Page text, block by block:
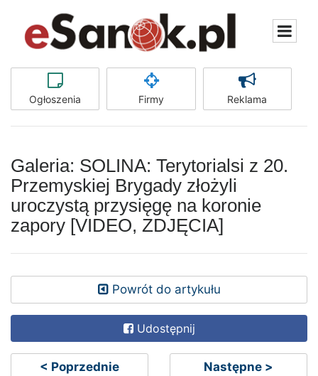
Ogłoszenia Firmy Reklama
Galeria: SOLINA: Terytorialsi z 20.
Przemyskiej Brygady złożyli
uroczystą przysięgę na koronie
zapory [VIDEO, ZDJĘCIA]
Powrót do artykułu
Udostępnij
< Poprzednie Następne >